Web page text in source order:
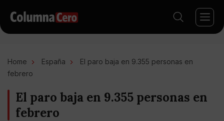
Home España
El paro baja en 9.355 personas en
febrero
El paro baja en 9.355 personas en
febrero